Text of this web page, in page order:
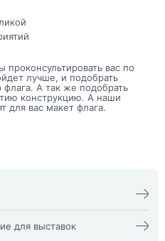
вас по
лучше, и подобрать
А так же подобрать
конструкцию. А наши
для вас макет флага.
Пакеты
Папка фолдер
для выставок